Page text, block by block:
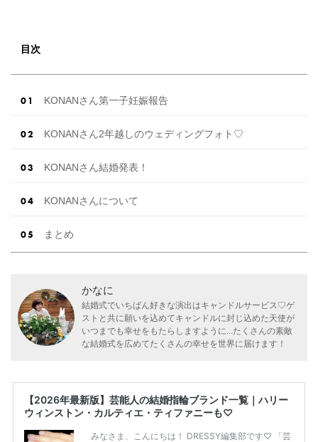
目次
KONANさん第一子妊娠報告
KONANさん2年越しのウェディングフォト♡
KONANさん結婚発表！
KONANさんについて
まとめ
かなに
結婚式でいちばん好きな演出はキャンドルサービス♡ゲ
ストと共に願いを込めてキャンドルに封じ込めた天使が
いつまでも幸せをもたらしますように...たくさんの素敵
な結婚式を広めてたくさんの幸せを世界に届けます！
【2026年最新版】芸能人の結婚指輪ブランド一覧｜ハリー
ウィンストン・カルティエ・ティファニーも♡
みなさま、こんにちは！ DRESSY編集部です♡ 「芸